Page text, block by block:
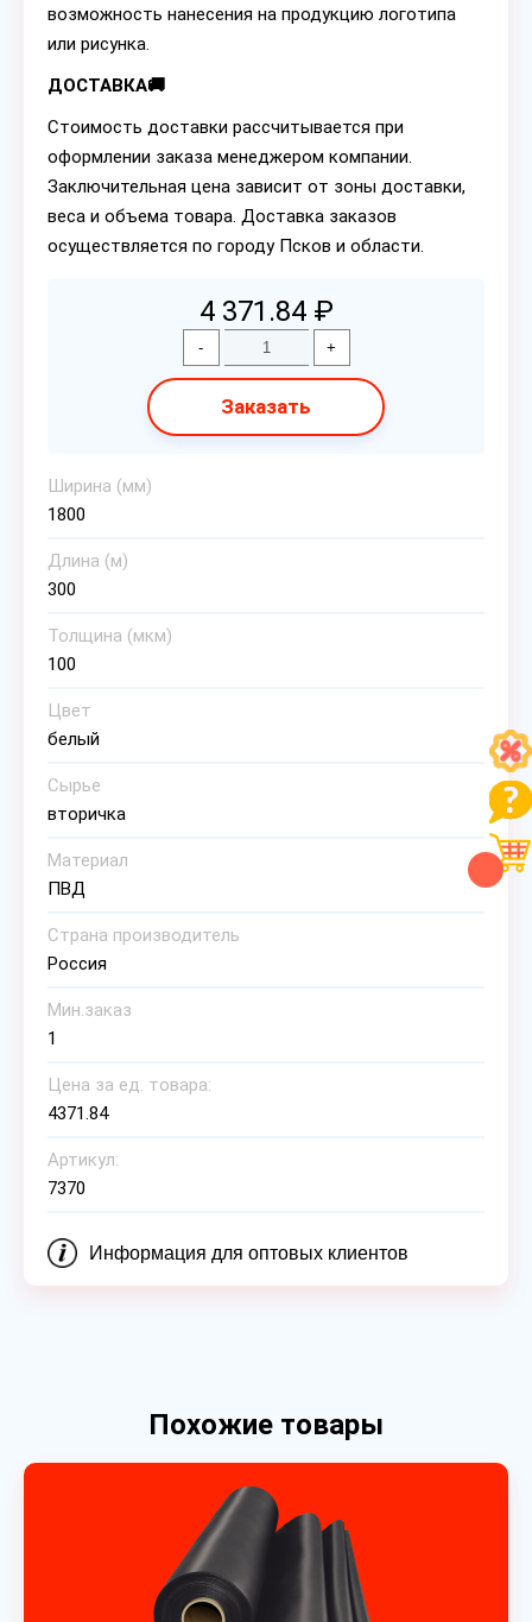
возможность нанесения на продукцию логотипа
или рисунка.
ДОСТАВКА🚚
Стоимость доставки рассчитывается при
оформлении заказа менеджером компании.
Заключительная цена зависит от зоны доставки,
веса и объема товара. Доставка заказов
осуществляется по городу Псков и области.
4 371.84 ₽
- +
Заказать
Ширина (мм)
1800
Длина (м)
300
Толщина (мкм)
100
Цвет
белый
Сырье
вторичка
Материал
ПВД
Страна производитель
Россия
Мин.заказ
1
Цена за ед. товара:
4371.84
Артикул:
7370
Информация для оптовых клиентов
Похожие товары